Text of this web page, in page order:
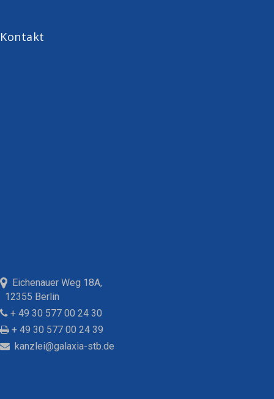
Kontakt
Eichenauer Weg 18A,
12355 Berlin
+ 49 30 577 00 24 30
+ 49 30 577 00 24 39
kanzlei@galaxia-stb.de